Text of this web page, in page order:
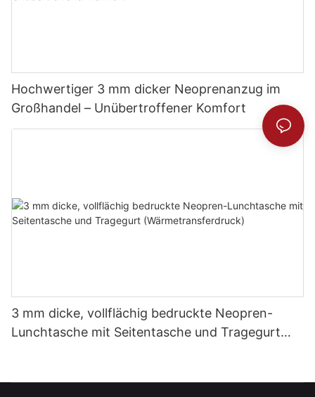
Hochwertiger 3 mm dicker Neoprenanzug im
Großhandel – Unübertroffener Komfort
3 mm dicke, vollflächig bedruckte Neopren-
Lunchtasche mit Seitentasche und Tragegurt